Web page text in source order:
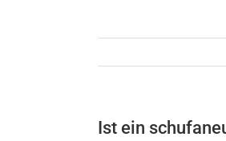
Ist ein